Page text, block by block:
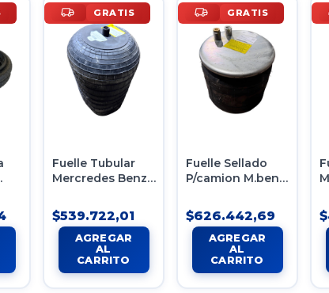
GRATIS
Fuelle Tubular
Mercredes Benz
595-330-a
$539.722,01
GRATIS
Fuelle Sellado
P/camion M.benz
Con Sensor
$626.442,69